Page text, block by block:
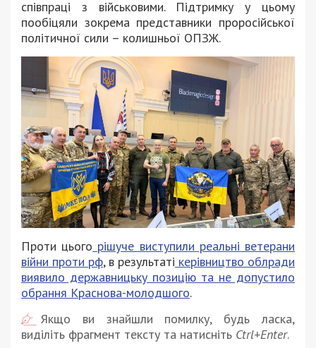
співпраці з військовими. Підтримку у цьому
пообіцяли зокрема представники проросійської
політичної сили – колишньої ОПЗЖ.
Проти цього рішуче виступили реальні ветерани
війни проти рф, в результаті керівництво облради
виявило державницьку позицію та не допустило
обрання Краснова-молодшого.
Якщо ви знайшли помилку, будь ласка,
виділіть фрагмент тексту та натисніть Ctrl+Enter.